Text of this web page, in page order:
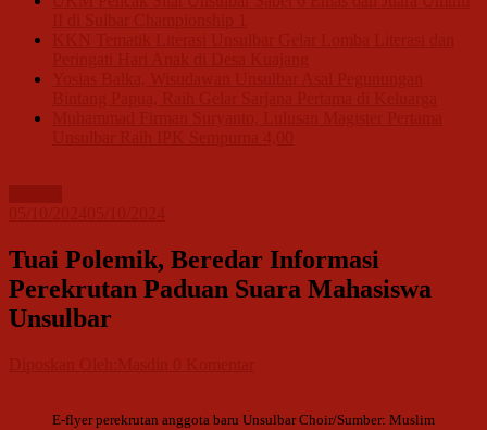
Tuai Polemik, Beredar Informasi
Perekrutan Paduan Suara Mahasiswa
Unsulbar
E-flyer perekrutan anggota baru Unsulbar Choir/Sumber: Muslim